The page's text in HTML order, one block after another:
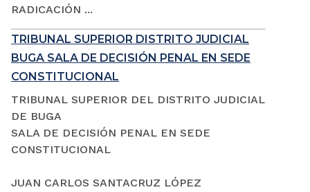
RADICACIÓN ...
TRIBUNAL SUPERIOR DISTRITO JUDICIAL
BUGA SALA DE DECISIÓN PENAL EN SEDE
CONSTITUCIONAL
TRIBUNAL SUPERIOR DEL DISTRITO JUDICIAL
DE BUGA
SALA DE DECISIÓN PENAL EN SEDE
CONSTITUCIONAL
JUAN CARLOS SANTACRUZ LÓPEZ